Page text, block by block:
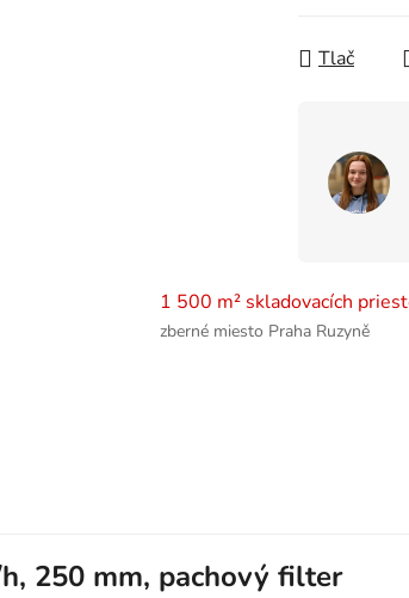
Tlač
1 500 m² skladovacích
zberné miesto Praha Ruzyně
250 mm, pachový filter